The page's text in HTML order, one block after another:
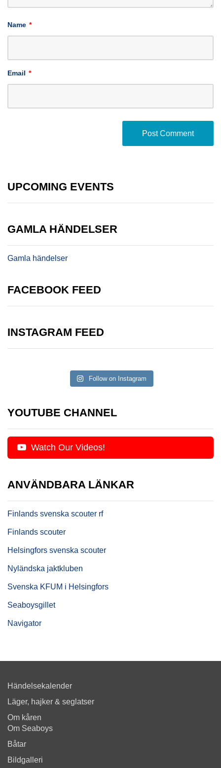
Name *
Email *
UPCOMING EVENTS
GAMLA HÄNDELSER
Gamla händelser
FACEBOOK FEED
INSTAGRAM FEED
Follow on Instagram
YOUTUBE CHANNEL
Watch Our Videos!
ANVÄNDBARA LÄNKAR
Finlands svenska scouter rf
Finlands scouter
Helsingfors svenska scouter
Nyländska jaktkluben
Svenska KFUM i Helsingfors
Seaboysgillet
Navigator
Händelsekalender
Läger, hajker & seglatser
Om kåren
Om Seaboys
Båtar
Bildgalleri